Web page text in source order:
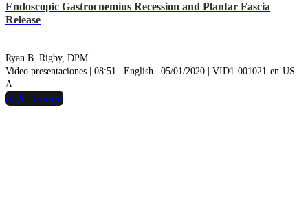
Endoscopic Gastrocnemius Recession and Plantar Fascia
Release
Ryan B. Rigby, DPM
Video presentaciones | 08:51 | English | 05/01/2020 | VID1-001021-en-US
A
hide_image